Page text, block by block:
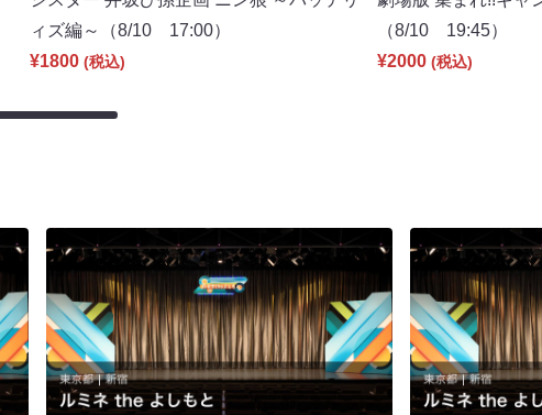
ィズ編～（8/10 17:00）
¥1800 (税込)
（8/10 19:45）
¥2000 (税込)